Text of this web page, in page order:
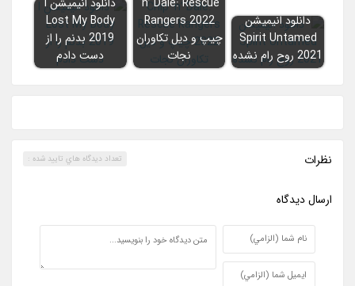
دانلود انیمیشن
Spirit Untamed
2021 روح رام نشده
Rangers 2022
چیپ و دیل تکاوران
نجات
Lost My Body
2019 بدنم را از
دست دادم
نظرات تعداد ديدگاه هاي تاييد شده :
ارسال ديدگاه